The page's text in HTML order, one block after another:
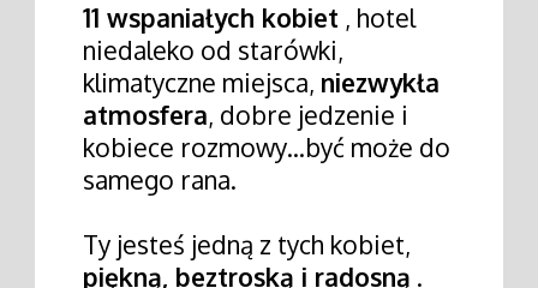
11 wspaniałych kobiet , hotel
niedaleko od starówki,
klimatyczne miejsca, niezwykła
atmosfera, dobre jedzenie i
kobiece rozmowy…być może do
samego rana.
Ty jesteś jedną z tych kobiet,
piękną, beztroską i radosną .